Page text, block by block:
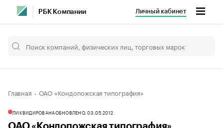
РБК Компании Личный кабинет
Главная ОАО «Кондопожская типография»
ЛИКВИДИРОВАНАОБНОВЛЕНО, 03.05.2012